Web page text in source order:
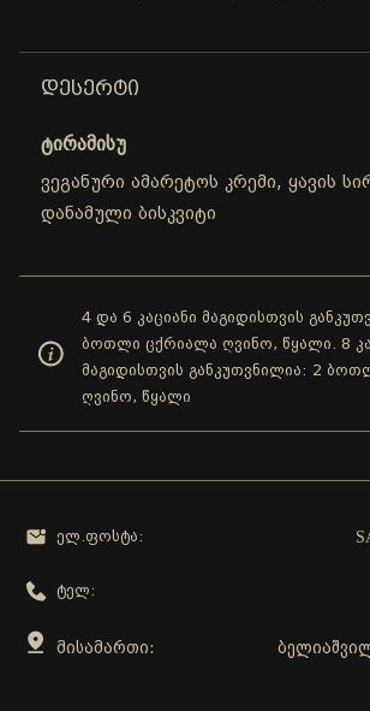
ᲓᲔᲡᲔᲠᲢᲘ
ტირამისუ
ვეგანური ამარეტოს კრემი, ყავის
დანამული ბისკვიტი
4 და 6 კაციანი მაგიდისთვის
ბოთლი ცქრიალა ღვინო, წყალი. 8
მაგიდისთვის განკუთვნილია: 2
ღვინო, წყალი
ელ.ფოსტა:
ტელ:
მისამართი: